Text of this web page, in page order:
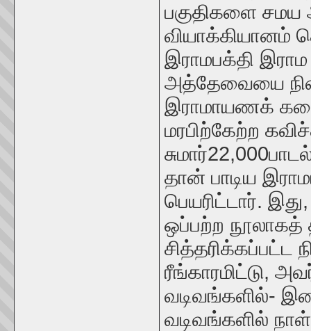
பகுதிகளை
வியாக்கியானம்
இராமபக்தி
அத்தேவையை
இராமாயணக்
மரபிற்கேற்ற
சுமார்22,
தான் பாடிய
பெயரிட்டார்.
ஒப்பற்ற நூலாகத்
சித்தரிக்கப்பட்ட
ரீங்காரமிட்டு,
வடிவங்களில்-
வடிவங்களில்